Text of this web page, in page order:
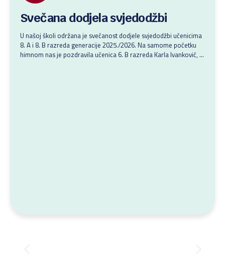
Svečana dodjela svjedodžbi
U našoj školi održana je svečanost dodjele svjedodžbi učenicima
8. A i 8. B razreda generacije 2025./2026. Na samome početku
himnom nas je pozdravila učenica 6. B razreda Karla Ivanković, a